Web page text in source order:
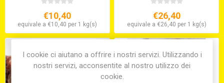
€10,40
equivale a €10,40 per 1 kg(s)
€26,40
equivale a €26,40 per 1 kg(s)
I cookie ci aiutano a offrire i nostri servizi. Utilizzando i
nostri servizi, acconsentite al nostro utilizzo dei
cookie.